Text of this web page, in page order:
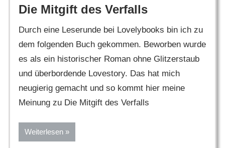
Die Mitgift des Verfalls
Durch eine Leserunde bei Lovelybooks bin ich zu
dem folgenden Buch gekommen. Beworben wurde
es als ein historischer Roman ohne Glitzerstaub
und überbordende Lovestory. Das hat mich
neugierig gemacht und so kommt hier meine
Meinung zu Die Mitgift des Verfalls
Weiterlesen